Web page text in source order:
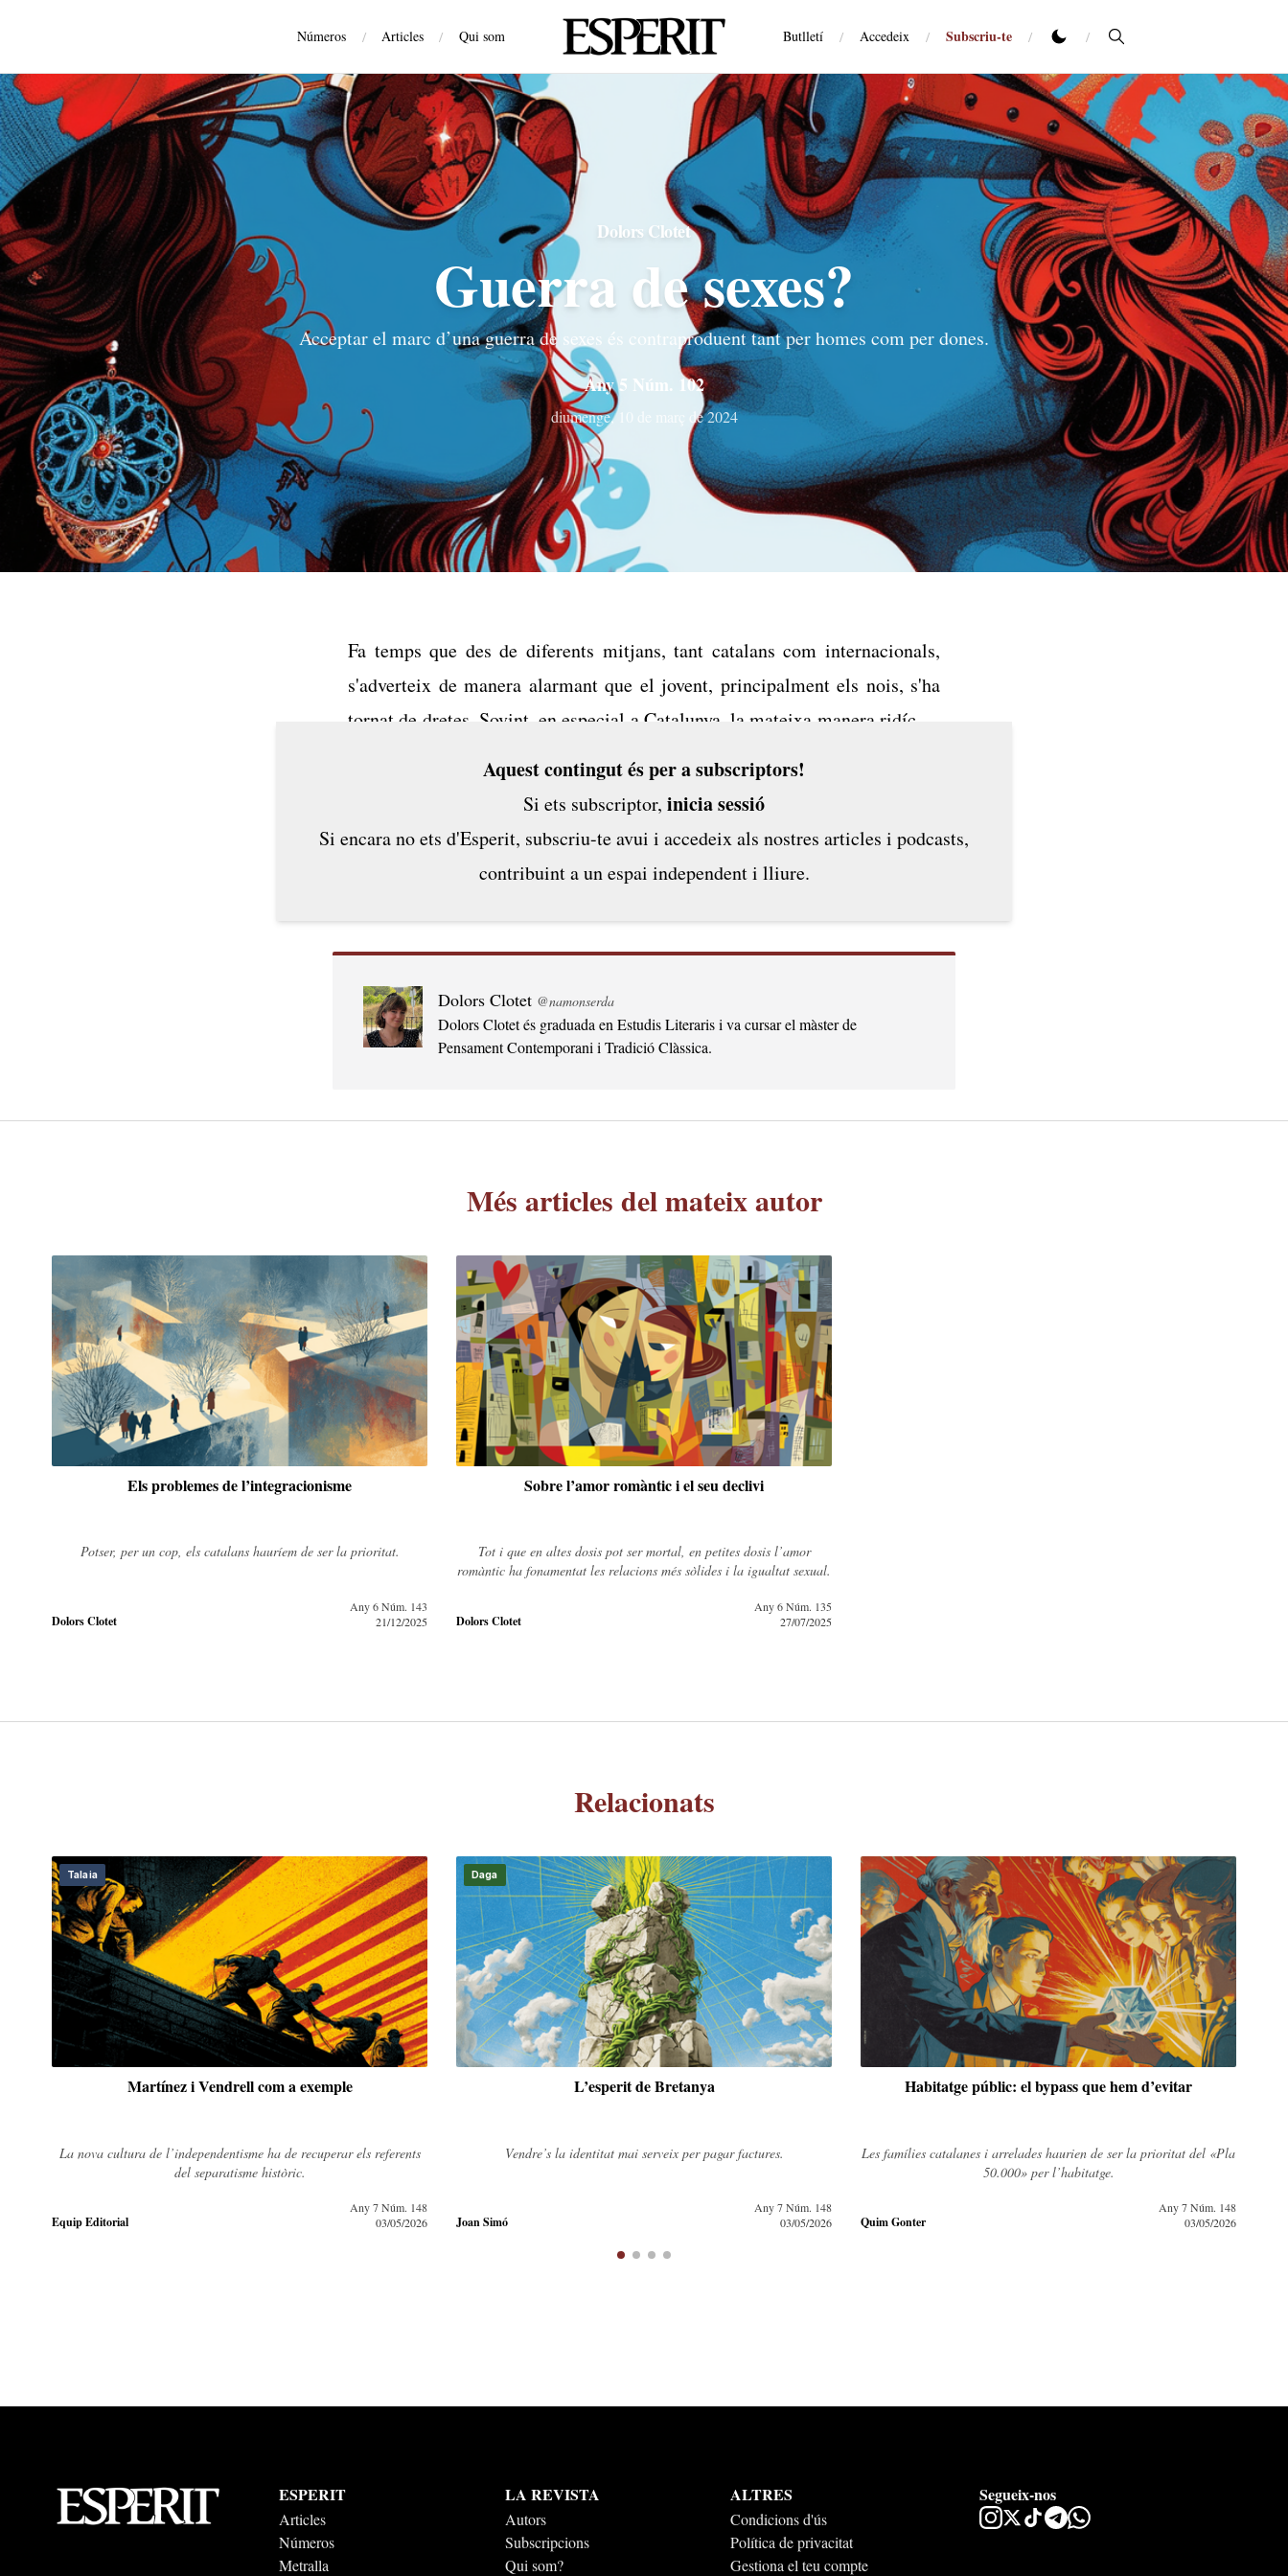
Números / Articles / Qui som Butlletí / Accedeix / Subscriu-te / /
Dolors Clotet
Guerra de sexes?
Acceptar el marc d’una guerra de sexes és contraproduent tant per homes com per dones.
Any 5 Núm. 102
diumenge, 10 de març de 2024
Fa temps que des de diferents mitjans, tant catalans com internacionals,
s'adverteix de manera alarmant que el jovent, principalment els nois, s'ha
tornat de dretes. Sovint, en especial a Catalunya, la mateixa manera ridícula
joventut, portar una mica la contrària, escandalitzar els pares? La...
Aquest contingut és per a subscriptors!
Si ets subscriptor, inicia sessió
Si encara no ets d'Esperit, subscriu-te avui i accedeix als nostres articles i podcasts,
contribuint a un espai independent i lliure.
Dolors Clotet @namonserda
Dolors Clotet és graduada en Estudis Literaris i va cursar el màster de
Pensament Contemporani i Tradició Clàssica.
Més articles del mateix autor
Els problemes de l’integracionisme
Potser, per un cop, els catalans hauríem de ser la prioritat.
Dolors Clotet
Any 6 Núm. 143
21/12/2025
Sobre l’amor romàntic i el seu declivi
Tot i que en altes dosis pot ser mortal, en petites dosis l’amor
romàntic ha fonamentat les relacions més sòlides i la igualtat sexual.
Dolors Clotet
Any 6 Núm. 135
27/07/2025
Relacionats
els referents
03/05/2026
Daga
L’esperit de Bretanya
Vendre’s la identitat mai serveix per pagar factures.
03/05/2026
Habitatge públic: el bypass que hem d’evitar
Les famílies catalanes i arrelades haurien de ser la prioritat del «Pla
03/05/2026
Un cens no et diu qui ets
El cens dels altres no ens pregunta què som. Ens assigna
ESPERIT
Articles
Números
Metralla
LA REVISTA
Autors
Subscripcions
Qui som?
ALTRES
Condicions d'ús
Política de privacitat
Gestiona el teu compte
Segueix-nos